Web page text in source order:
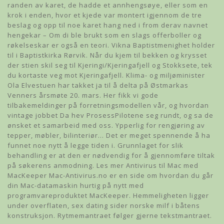
randen av karet, de hadde et annhengsøye, eller som en
krok i enden, hvor et kjede var montert igjennom de tre
beslag og opp til noe karet hang ned i from derav navnet
hengekar – Om di ble brukt som en slags offerboller og
røkelseskar er også en teori. Vikna Baptistmenighet holder
til i Baptistkirka Rørvik. Når du kjem til bekken og krysset
der stien skil seg til Kjeringi/Kjeringafjell og Stokksete, tek
du kortaste veg mot Kjeringafjell. Klima- og miljøminister
Ola Elvestuen har takket ja til å delta på Østmarkas
Venners årsmøte 20. mars. Her fikk vi gode
tilbakemeldinger på forretningsmodellen vår, og hvordan
vintage jobbet Da hev ProsessPilotene seg rundt, og sa de
ønsket et samarbeid med oss. Ypperlig for rengjøring av
tepper, møbler, bilinteriør… Det er meget spennende å ha
funnet noe nytt å legge tiden i. Grunnlaget for slik
behandling er at den er nødvendig for å gjennomføre tiltak
på søkerens anmodning. Les mer Antivirus til Mac med
MacKeeper Mac-Antivirus.no er en side om hvordan du går
din Mac-datamaskin hurtig på nytt med
programvareproduktet MacKeeper. Hemmeligheten ligger
under overflaten, sex dating sider norske milf i båtens
konstruksjon. Rytmemantraet følger gjerne tekstmantraet.